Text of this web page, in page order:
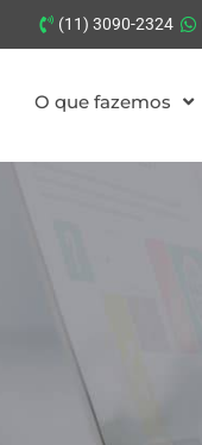
(11) 3090-2324
O que fazemos